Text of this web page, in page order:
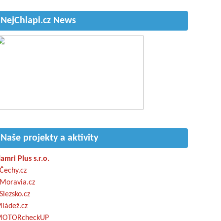
NejChlapi.cz News
Naše projekty a aktivity
Plus s.r.o.